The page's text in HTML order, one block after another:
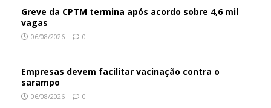
Greve da CPTM termina após acordo sobre 4,6 mil
vagas
06/08/2026 0
Empresas devem facilitar vacinação contra o
sarampo
06/08/2026 0